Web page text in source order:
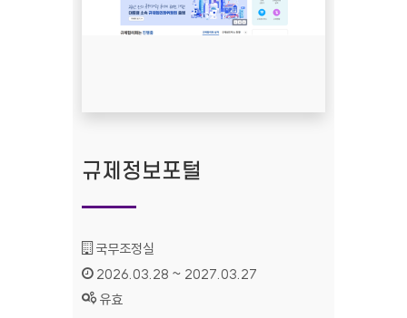
규제정보포털
기관명 :
국무조정실
인증기간 :
2026.03.28 ~ 2027.03.27
상태 :
유효